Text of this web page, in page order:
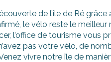
de l’île de Ré
le vélo reste le
l’office de tourisme vous
pas votre vélo, de
vivre notre île de